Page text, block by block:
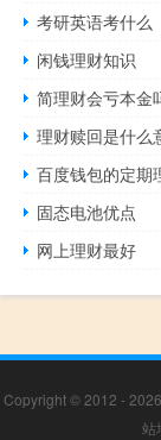
考研英语考什么
闲钱理财知识
简理财会亏本金
理财赎回是什么
百度钱包的定期
固态电池优点
网上理财最好
Copyright © 2012 - 2026
站